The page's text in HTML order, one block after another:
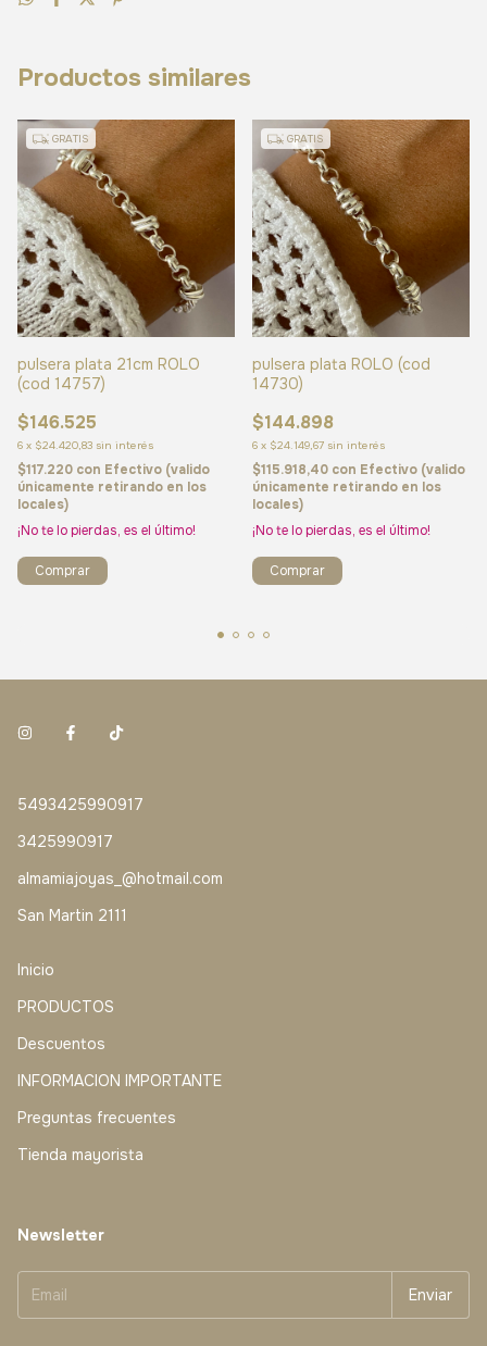
Productos similares
GRATIS
pulsera plata 21cm ROLO
(cod 14757)
$146.525
6 x $24.420,83 sin interés
$117.220 con Efectivo (valido
únicamente retirando en los
locales)
¡No te lo pierdas, es el último!
GRATIS
pulsera plata ROLO (cod
14730)
$144.898
6 x $24.149,67 sin interés
$115.918,40 con Efectivo (valido
únicamente retirando en los
locales)
¡No te lo pierdas, es el último!
Comprar
5493425990917
3425990917
almamiajoyas_@hotmail.com
San Martin 2111
Inicio
PRODUCTOS
Descuentos
INFORMACION IMPORTANTE
Preguntas frecuentes
Tienda mayorista
Newsletter